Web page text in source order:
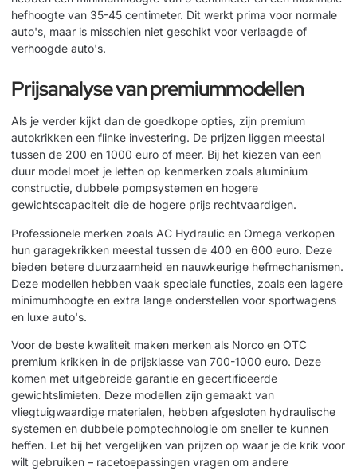
hefhoogte van 35-45 centimeter. Dit werkt prima voor normale
auto's, maar is misschien niet geschikt voor verlaagde of
verhoogde auto's.
Prijsanalyse van premiummodellen
Als je verder kijkt dan de goedkope opties, zijn premium
autokrikken een flinke investering. De prijzen liggen meestal
tussen de 200 en 1000 euro of meer. Bij het kiezen van een
duur model moet je letten op kenmerken zoals aluminium
constructie, dubbele pompsystemen en hogere
gewichtscapaciteit die de hogere prijs rechtvaardigen.
Professionele merken zoals AC Hydraulic en Omega verkopen
hun garagekrikken meestal tussen de 400 en 600 euro. Deze
bieden betere duurzaamheid en nauwkeurige hefmechanismen.
Deze modellen hebben vaak speciale functies, zoals een lagere
minimumhoogte en extra lange onderstellen voor sportwagens
en luxe auto's.
Voor de beste kwaliteit maken merken als Norco en OTC
premium krikken in de prijsklasse van 700-1000 euro. Deze
komen met uitgebreide garantie en gecertificeerde
gewichtslimieten. Deze modellen zijn gemaakt van
vliegtuigwaardige materialen, hebben afgesloten hydraulische
systemen en dubbele pomptechnologie om sneller te kunnen
heffen. Let bij het vergelijken van prijzen op waar je de krik voor
wilt gebruiken – racetoepassingen vragen om andere